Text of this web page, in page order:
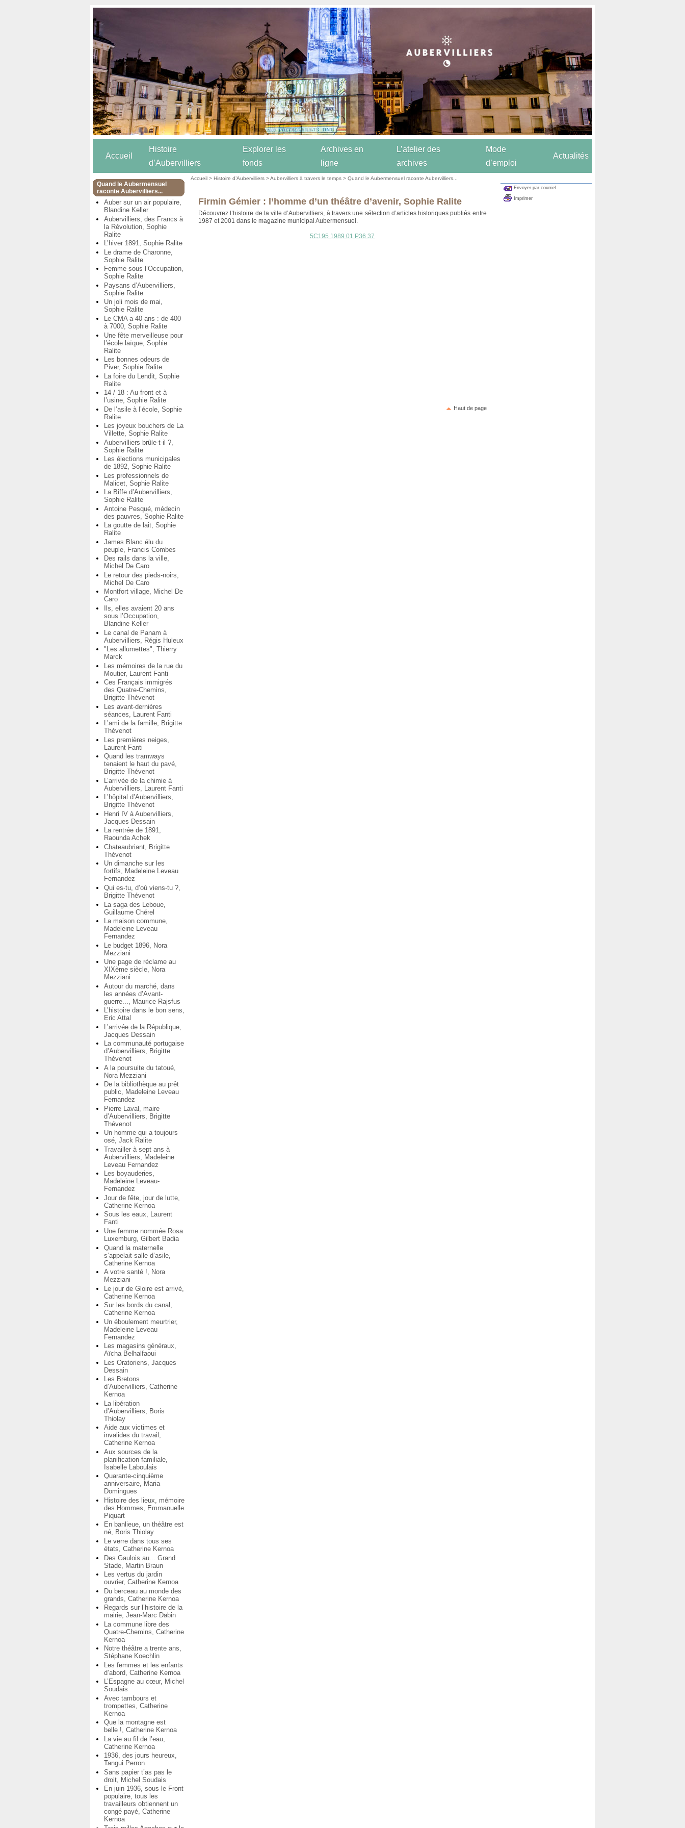
Accueil
Histoire
d’Aubervilliers
Explorer les
fonds
Archives en
ligne
L’atelier des
archives
Mode
d’emploi
Actualités
Quand le Aubermensuel
raconte Aubervilliers...
Auber sur un air populaire,
Blandine Keller
Aubervilliers, des Francs à
la Révolution, Sophie
Ralite
L’hiver 1891, Sophie Ralite
Le drame de Charonne,
Sophie Ralite
Femme sous l’Occupation,
Sophie Ralite
Paysans d’Aubervilliers,
Sophie Ralite
Un joli mois de mai,
Sophie Ralite
Le CMA a 40 ans : de 400
à 7000, Sophie Ralite
Une fête merveilleuse pour
l’école laïque, Sophie
Ralite
Les bonnes odeurs de
Piver, Sophie Ralite
La foire du Lendit, Sophie
Ralite
14 / 18 : Au front et à
l’usine, Sophie Ralite
De l’asile à l’école, Sophie
Ralite
Les joyeux bouchers de La
Villette, Sophie Ralite
Aubervilliers brûle-t-il ?,
Sophie Ralite
Les élections municipales
de 1892, Sophie Ralite
Les professionnels de
Malicet, Sophie Ralite
La Biffe d’Aubervilliers,
Sophie Ralite
Antoine Pesqué, médecin
des pauvres, Sophie Ralite
La goutte de lait, Sophie
Ralite
James Blanc élu du
peuple, Francis Combes
Des rails dans la ville,
Michel De Caro
Le retour des pieds-noirs,
Michel De Caro
Montfort village, Michel De
Caro
Ils, elles avaient 20 ans
sous l’Occupation,
Blandine Keller
Le canal de Panam à
Aubervilliers, Régis Huleux
"Les allumettes", Thierry
Marck
Les mémoires de la rue du
Moutier, Laurent Fanti
Ces Français immigrés
des Quatre-Chemins,
Brigitte Thévenot
Les avant-dernières
séances, Laurent Fanti
L’ami de la famille, Brigitte
Thévenot
Les premières neiges,
Laurent Fanti
Quand les tramways
tenaient le haut du pavé,
Brigitte Thévenot
L’arrivée de la chimie à
Aubervilliers, Laurent Fanti
L’hôpital d’Aubervilliers,
Brigitte Thévenot
Henri IV à Aubervilliers,
Jacques Dessain
La rentrée de 1891,
Raounda Achek
Chateaubriant, Brigitte
Thévenot
Un dimanche sur les
fortifs, Madeleine Leveau
Fernandez
Qui es-tu, d’où viens-tu ?,
Brigitte Thévenot
La saga des Leboue,
Guillaume Chérel
La maison commune,
Madeleine Leveau
Fernandez
Le budget 1896, Nora
Mezziani
Une page de réclame au
XIXème siècle, Nora
Mezziani
Autour du marché, dans
les années d’Avant-
guerre..., Maurice Rajsfus
L’histoire dans le bon sens,
Eric Attal
L’arrivée de la République,
Jacques Dessain
La communauté portugaise
d’Aubervilliers, Brigitte
Thévenot
A la poursuite du tatoué,
Nora Mezziani
De la bibliothèque au prêt
public, Madeleine Leveau
Fernandez
Pierre Laval, maire
d’Aubervilliers, Brigitte
Thévenot
Un homme qui a toujours
osé, Jack Ralite
Travailler à sept ans à
Aubervilliers, Madeleine
Leveau Fernandez
Les boyauderies,
Madeleine Leveau-
Fernandez
Jour de fête, jour de lutte,
Catherine Kernoa
Sous les eaux, Laurent
Fanti
Une femme nommée Rosa
Luxemburg, Gilbert Badia
Quand la maternelle
s’appelait salle d’asile,
Catherine Kernoa
A votre santé !, Nora
Mezziani
Le jour de Gloire est arrivé,
Catherine Kernoa
Sur les bords du canal,
Catherine Kernoa
Un éboulement meurtrier,
Madeleine Leveau
Fernandez
Les magasins généraux,
Aïcha Belhalfaoui
Les Oratoriens, Jacques
Dessain
Les Bretons
d’Aubervilliers, Catherine
Kernoa
La libération
d’Aubervilliers, Boris
Thiolay
Aide aux victimes et
invalides du travail,
Catherine Kernoa
Aux sources de la
planification familiale,
Isabelle Laboulais
Quarante-cinquième
anniversaire, Maria
Domingues
Histoire des lieux, mémoire
des Hommes, Emmanuelle
Piquart
En banlieue, un théâtre est
né, Boris Thiolay
Le verre dans tous ses
états, Catherine Kernoa
Des Gaulois au... Grand
Stade, Martin Braun
Les vertus du jardin
ouvrier, Catherine Kernoa
Du berceau au monde des
grands, Catherine Kernoa
Regards sur l’histoire de la
mairie, Jean-Marc Dabin
La commune libre des
Quatre-Chemins, Catherine
Kernoa
Notre théâtre a trente ans,
Stéphane Koechlin
Les femmes et les enfants
d’abord, Catherine Kernoa
L’Espagne au cœur, Michel
Soudais
Avec tambours et
trompettes, Catherine
Kernoa
Que la montagne est
belle !, Catherine Kernoa
La vie au fil de l’eau,
Catherine Kernoa
1936, des jours heureux,
Tangui Perron
Sans papier t’as pas le
droit, Michel Soudais
En juin 1936, sous le Front
populaire, tous les
travailleurs obtiennent un
congé payé, Catherine
Kernoa
Accueil >Histoire d’Aubervilliers>Aubervilliers à travers le temps >Quand le Aubermensuel raconte Aubervilliers...
Firmin Gémier : l’homme d’un théâtre d’avenir, Sophie Ralite
Découvrez l’histoire de la ville d’Aubervilliers, à travers une sélection d’articles historiques publiés entre
1987 et 2001 dans le magazine municipal Aubermensuel.
5C195 1989 01 P36 37
Haut de page
Envoyer par courriel
Imprimer